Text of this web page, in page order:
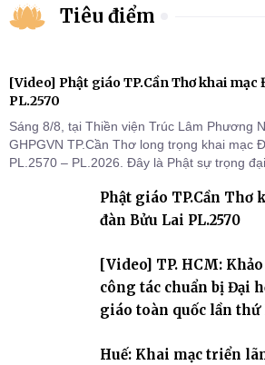
Tiêu điểm
[Video] Phật giáo TP.Cần Thơ khai mạc
PL.2570
Sáng 8/8, tại Thiền viện Trúc Lâm Phương
GHPGVN TP.Cần Thơ long trọng khai mạc
PL.2570 – PL.2026. Đây là Phật sự trọng
thứ I, thể hiện sự quan tâm đối với công
Tăng tài và tiếp nối mạng mạch Tăng-g
Phật giáo TP.Cần Thơ
đàn Bửu Lai PL.2570
[Video] TP. HCM:
công tác chuẩn bị Đại
giáo toàn quốc lần thứ
Huế: Khai mạc triển